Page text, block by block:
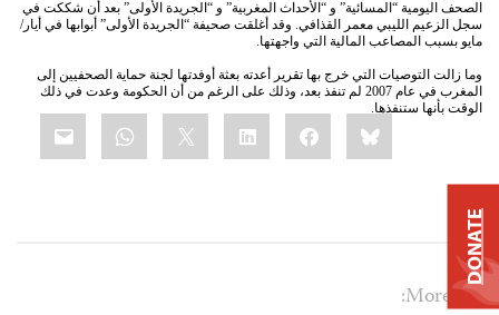
الصحف اليومية “المسائية” و “الأحداث المغربية” و “الجريدة الأولى” بعد أن شككت في
سجل الزعيم الليبي معمر القذافي. وقد أغلقت صحيفة “الجريدة الأولى” أبوابها في أيار/
مايو بسبب المصاعب المالية التي واجهتها.
وما زالت التوصيات التي خرج بها تقرير أعدته بعثة أوفدتها لجنة حماية الصحفيين إلى
المغرب في عام 2007 لم تنفذ بعد، وذلك على الرغم من أن الحكومة وعدت في ذلك
الوقت بأنها ستنفذها.
Share
Bluesky
Facebook
LinkedIn
More On:
DONATE